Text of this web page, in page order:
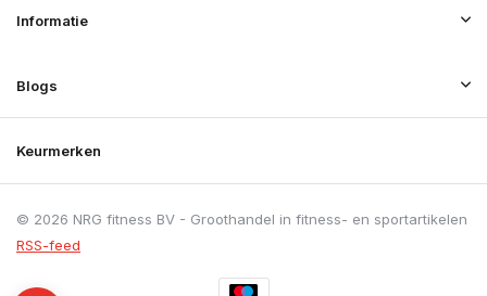
Informatie
Blogs
Keurmerken
© 2026 NRG fitness BV - Groothandel in fitness- en sportartikelen
RSS-feed